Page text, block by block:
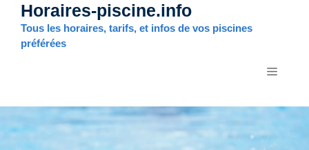
Aller
contenu
Horaires-piscine.info
Tous les horaires, tarifs, et infos de vos piscines
préférées
MENU